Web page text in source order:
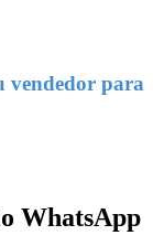
vendedor para
WhatsApp